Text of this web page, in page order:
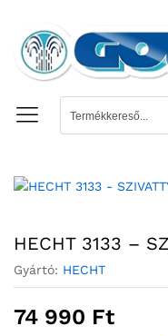
HECHT 3133 –
Gyártó: HECHT
74 990 Ft